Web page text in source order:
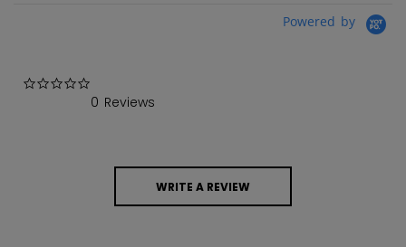
Powered by
0 Reviews
WRITE A REVIEW